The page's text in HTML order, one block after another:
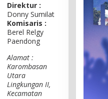
Direktur :
Donny Sumilat
Komisaris :
Berel Relgy
Paendong
Alamat :
Karombasan
Utara
Lingkungan II,
Kecamatan